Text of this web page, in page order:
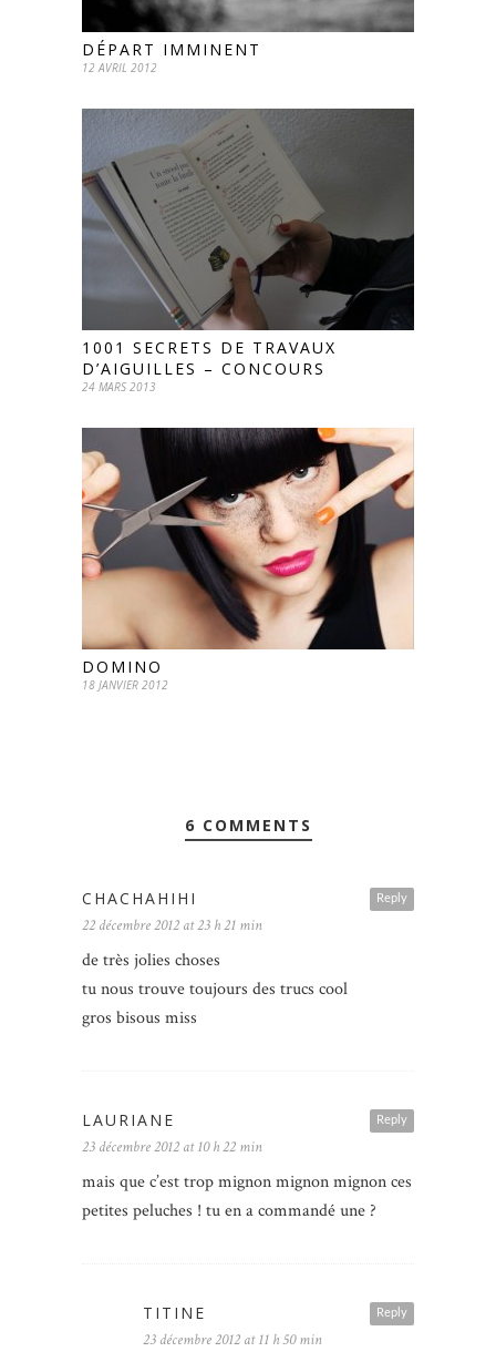
DÉPART IMMINENT
12 AVRIL 2012
1001 SECRETS DE TRAVAUX
D’AIGUILLES – CONCOURS
24 MARS 2013
DOMINO
18 JANVIER 2012
6 COMMENTS
Reply
CHACHAHIHI
22 décembre 2012 at 23 h 21 min
de très jolies choses
tu nous trouve toujours des trucs cool
gros bisous miss
Reply
LAURIANE
23 décembre 2012 at 10 h 22 min
mais que c’est trop mignon mignon mignon ces
petites peluches ! tu en a commandé une ?
Reply
TITINE
23 décembre 2012 at 11 h 50 min